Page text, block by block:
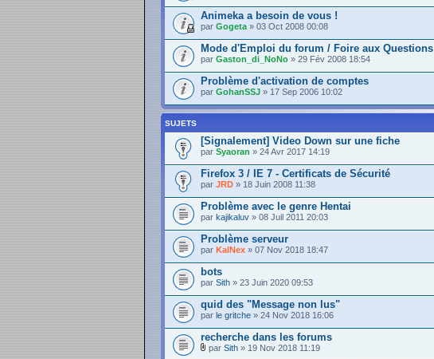
Animeka a besoin de vous !
par Gogeta » 03 Oct 2008 00:08
Mode d'Emploi du forum / Foire aux Questions
par Gaston_di_NoNo » 29 Fév 2008 18:54
Problème d'activation de comptes
par GohanSSJ » 17 Sep 2006 10:02
SUJETS
[Signalement] Video Down sur une fiche
par Syaoran » 24 Avr 2017 14:19
Firefox 3 / IE 7 - Certificats de Sécurité
par JRD » 18 Juin 2008 11:38
Problème avec le genre Hentai
par kajikaluv » 08 Juil 2011 20:03
Problème serveur
par KalNex » 07 Nov 2018 18:47
bots
par Sith » 23 Juin 2020 09:53
quid des "Message non lus"
par le gritche » 24 Nov 2018 16:06
recherche dans les forums
par Sith » 19 Nov 2018 11:19